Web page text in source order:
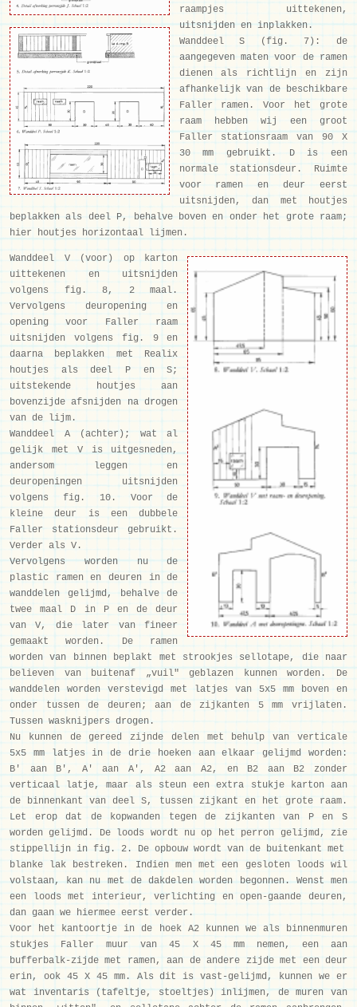
raampjes uittekenen,
uitsnijden en inplakken.
Wanddeel S (fig. 7): de
aangegeven maten voor de ramen
dienen als richtlijn en zijn
afhankelijk van de beschikbare
Faller ramen. Voor het grote
raam hebben wij een groot
Faller stationsraam van 90 X
30 mm gebruikt. D is een
normale stationsdeur. Ruimte
voor ramen en deur eerst
uitsnijden, dan met houtjes
beplakken als deel P, behalve boven en onder het grote raam;
hier houtjes horizontaal lijmen.
Wanddeel V (voor) op karton
uittekenen en uitsnijden
volgens fig. 8, 2 maal.
Vervolgens deuropening en
opening voor Faller raam
uitsnijden volgens fig. 9 en
daarna beplakken met Realix
houtjes als deel P en S;
uitstekende houtjes aan
bovenzijde afsnijden na drogen
van de lijm.
Wanddeel A (achter); wat al
gelijk met V is uitgesneden,
andersom leggen en
deuropeningen uitsnijden
volgens fig. 10. Voor de
kleine deur is een dubbele
Faller stationsdeur gebruikt.
Verder als V.
Vervolgens worden nu de
plastic ramen en deuren in de
wanddelen gelijmd, behalve de
twee maal D in P en de deur
van V, die later van fineer
gemaakt worden. De ramen
worden van binnen beplakt met strookjes sellotape, die naar
believen van buitenaf „vuil" geblazen kunnen worden. De
wanddelen worden verstevigd met latjes van 5x5 mm boven en
onder tussen de deuren; aan de zijkanten 5 mm vrijlaten.
Tussen wasknijpers drogen.
Nu kunnen de gereed zijnde delen met behulp van verticale
5x5 mm latjes in de drie hoeken aan elkaar gelijmd worden:
B' aan B', A' aan A', A2 aan A2, en B2 aan B2 zonder
verticaal latje, maar als steun een extra stukje karton aan
de binnenkant van deel S, tussen zijkant en het grote raam.
Let erop dat de kopwanden tegen de zijkanten van P en S
worden gelijmd. De loods wordt nu op het perron gelijmd, zie
stippellijn in fig. 2. De opbouw wordt van de buitenkant met
blanke lak bestreken. Indien men met een gesloten loods wil
volstaan, kan nu met de dakdelen worden begonnen. Wenst men
een loods met interieur, verlichting en open-gaande deuren,
dan gaan we hiermee eerst verder.
Voor het kantoortje in de hoek A2 kunnen we als binnenmuren
stukjes Faller muur van 45 X 45 mm nemen, een aan
bufferbalk-zijde met ramen, aan de andere zijde met een deur
erin, ook 45 X 45 mm. Als dit is vast-gelijmd, kunnen we er
wat inventaris (tafeltje, stoeltjes) inlijmen, de muren van